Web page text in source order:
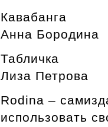
Кавабанга
Анна Бородина
Табличка
Лиза Петрова
Rodina –
использовать